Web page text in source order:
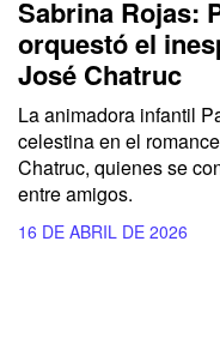
Sabrina Rojas:
orquestó el
José Chatruc
La animadora infantil
celestina en el
Chatruc, quienes se
entre amigos.
16 DE ABRIL DE 2026